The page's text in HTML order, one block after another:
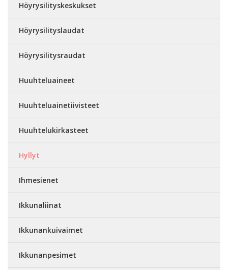
Höyrysilityskeskukset
Höyrysilityslaudat
Höyrysilitysraudat
Huuhteluaineet
Huuhteluainetiivisteet
Huuhtelukirkasteet
Hyllyt
Ihmesienet
Ikkunaliinat
Ikkunankuivaimet
Ikkunanpesimet